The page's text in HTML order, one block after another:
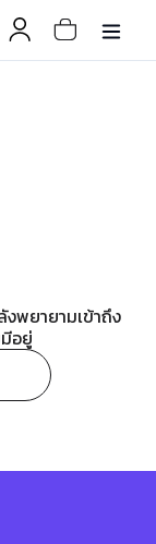
พยายามเข้าถึง
อยู่